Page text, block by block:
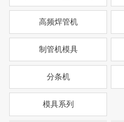
高频焊管机
制管机模具
分条机
模具系列